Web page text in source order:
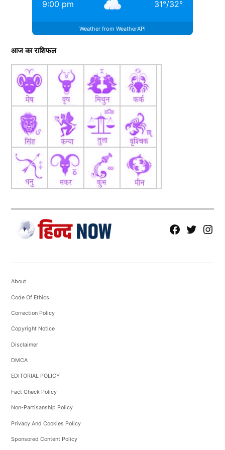
9:00 pm 31°/32°
Weather from WeatherAPI
आज का राशिफल
fb Tw tw
About
Code Of Ethics
Correction Policy
Copyright Notice
Disclaimer
DMCA
EDITORIAL POLICY
Fact Check Policy
Non-Partisanship Policy
Privacy And Cookies Policy
Sponsored Content Policy